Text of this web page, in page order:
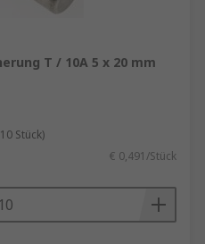
T / 10A 5 x 20 mm
Stück)
€ 0,491/Stück